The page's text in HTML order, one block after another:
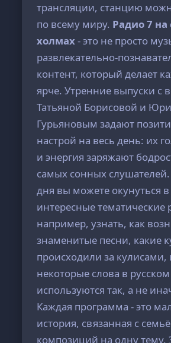
трансляции, станцию
по всему миру. Радио 7
холмах- это не просто
развлекательно-
контент, который делает
ярче. Утренние выпуски с
Татьяной Борисовой и
Гурьяновым задают
настрой на весь день: их
и энергия заряжают
самых сонных
дня вы можете окунуться в
интересные тематические
например, узнать, как
знаменитые песни, какие
происходили за
некоторые слова в
используются так, а не
Каждая программа - это
история, связанная с
композиций на одну тему.